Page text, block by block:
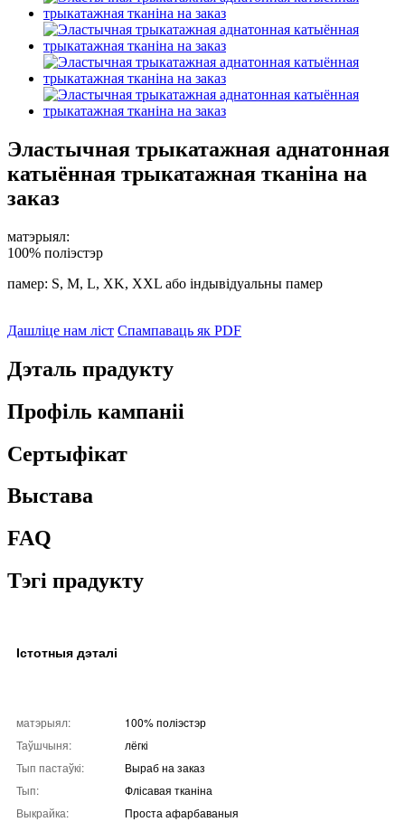
Эластычная трыкатажная аднатонная
катыённая трыкатажная тканіна на
заказ
матэрыял:
100% поліэстэр
памер: S, M, L, XK, XXL або індывідуальны памер
Дашліце нам ліст Спампаваць як PDF
Дэталь прадукту
Профіль кампаніі
Сертыфікат
Выстава
FAQ
Тэгі прадукту
Істотныя дэталі
матэрыял:
100% поліэстэр
Таўшчыня:
лёгкі
Тып пастаўкі:
Выраб на заказ
Тып:
Флісавая тканіна
Выкрайка:
Проста афарбаваныя